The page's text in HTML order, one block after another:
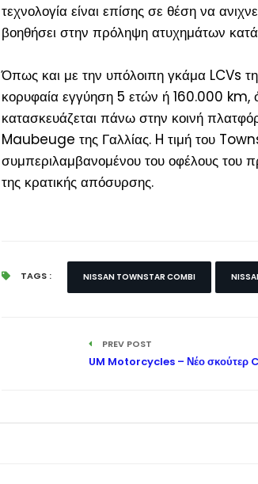
τεχνολογία είναι επίσης σε θέση να
βοηθήσει στην πρόληψη ατυχημάτων κατά
Όπως και με την υπόλοιπη γκάμα LCVs
κορυφαία εγγύηση 5 ετών ή 160.000 km,
κατασκευάζεται πάνω στην κοινή
Maubeuge της Γαλλίας. H τιμή του
συμπεριλαμβανομένου του οφέλους του
της κρατικής απόσυρσης.
TAGS : NISSAN TOWNSTAR COMBI
PREV POST
UM Motorcycles – Νέο σκούτερ